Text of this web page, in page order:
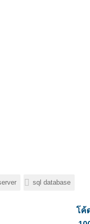
sql database
โค้